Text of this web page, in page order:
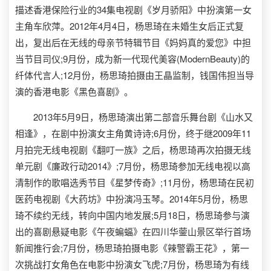
描述香港保险行业的34集电视剧《岁月骄阳》中扮演第一女
主角车欣萍。2012年4月4日，杨思琦在未婚生女后正式复
出，复出后在无线的母亲节特辑节目《妈妈真的爱您》中担
当节目司仪;9月份，成为新一代现代美容(ModernBeauty)的
纤体代言人;12月份，杨思琦拍摄由王晶监制，钱国伟担当导
演的香港电影《黑色喜剧》。
2013年5月9日，杨思琦演出第二部音乐舞台剧《山水又
相逢》，在剧中扮演女主角黄诗诗;6月份，终于继2009年11
月拍完无线电视剧《翻叮一族》之后，杨思琦再次拍摄无线
单元剧《廉政行动2014》;7月份，杨思琦参加无线电视以高
清制作的歌唱选秀节目《星梦传奇》;11月份，杨思琦在民初
医药电视剧《大药坊》中扮演冯玉琴。2014年5月份，杨思
琦不续约无线，转向中国内地发展;5月18日，杨思琦参与演
出的喜剧悬疑电影《午夜蝙蝠》在四川华蓥山景区举行首场
新闻推行会;7月份，杨思琦拍摄电影《辣警霸王花》，第一
次挑战打女角色在电影中扮演女飞虎;7月份，杨思琦为有线